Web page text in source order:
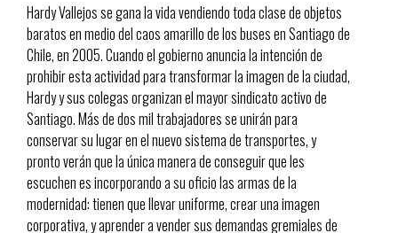
Hardy Vallejos se gana la vida vendiendo toda clase de objetos
baratos en medio del caos amarillo de los buses en Santiago de
Chile, en 2005. Cuando el gobierno anuncia la intención de
prohibir esta actividad para transformar la imagen de la ciudad,
Hardy y sus colegas organizan el mayor sindicato activo de
Santiago. Más de dos mil trabajadores se unirán para
conservar su lugar en el nuevo sistema de transportes, y
pronto verán que la única manera de conseguir que les
escuchen es incorporando a su oficio las armas de la
modernidad: tienen que llevar uniforme, crear una imagen
corporativa, y aprender a vender sus demandas gremiales de